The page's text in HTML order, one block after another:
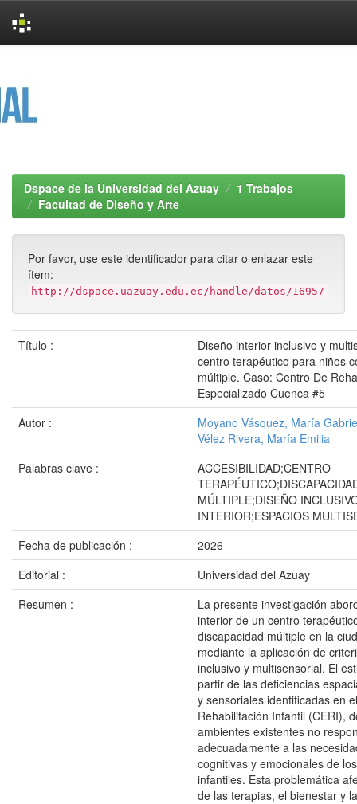
Dspace de la Universidad del Azuay
1 Trabajos
Facultad de Diseño y Arte
Por favor, use este identificador para citar o enlazar este
ítem:
http://dspace.uazuay.edu.ec/handle/datos/16957
Título :
Diseño interior inclusivo y
centro terapéutico para niños
múltiple. Caso: Centro De
Especializado Cuenca #5
Autor :
Moyano Vásquez, María
Vélez Rivera, María Emilia
Palabras clave :
ACCESIBILIDAD;CENTRO
MÚLTIPLE;DISEÑO
INTERIOR;ESPACIOS
Fecha de publicación :
2026
Editorial :
Universidad del Azuay
Resumen :
La presente investigación
interior de un centro
discapacidad múltiple en la
mediante la aplicación de
inclusivo y multisensorial. El
partir de las deficiencias
y sensoriales identificadas en
Rehabilitación Infantil (CERI),
ambientes existentes no
adecuadamente a las
cognitivas y emocionales de
infantiles. Esta problemática
de las terapias, el bienestar y